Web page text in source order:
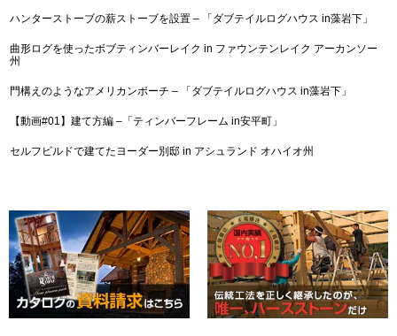
ハンターストーブの薪ストーブを設置 – 「ダブテイルログハウス in藻岩下」
曲形ログを使ったボブティンバーレイク in ファウンテンレイク アーカンソー
州
門構えのようなアメリカンポーチ – 「ダブテイルログハウス in藻岩下」
【動画#01】建て方編 –「ティンバーフレーム in安平町」
セルフビルドで建てたヨーダー別邸 in アシュランド オハイオ州